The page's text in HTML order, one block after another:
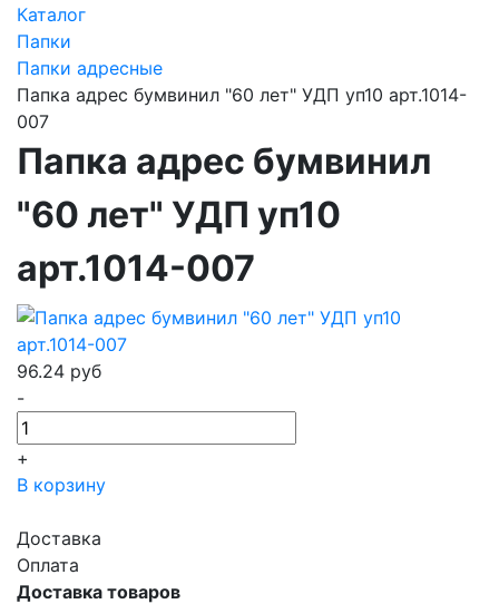
Каталог
Папки
Папки адресные
Папка адрес бумвинил "60 лет" УДП уп10 арт.1014-
007
Папка адрес бумвинил
"60 лет" УДП уп10
арт.1014-007
96.24 руб
-
+
В корзину
Доставка
Оплата
Доставка товаров